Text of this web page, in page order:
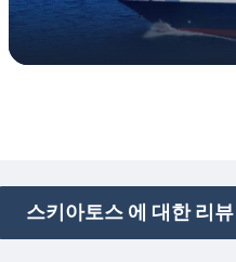
스키아토스 에 대한 리뷰